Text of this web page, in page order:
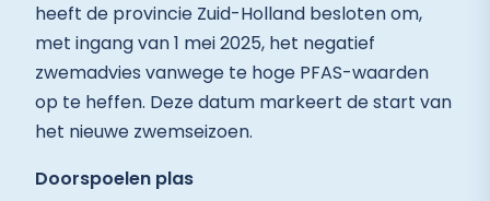
heeft de provincie Zuid-Holland besloten om,
met ingang van 1 mei 2025, het negatief
zwemadvies vanwege te hoge PFAS-waarden
op te heffen. Deze datum markeert de start van
het nieuwe zwemseizoen.
Doorspoelen plas